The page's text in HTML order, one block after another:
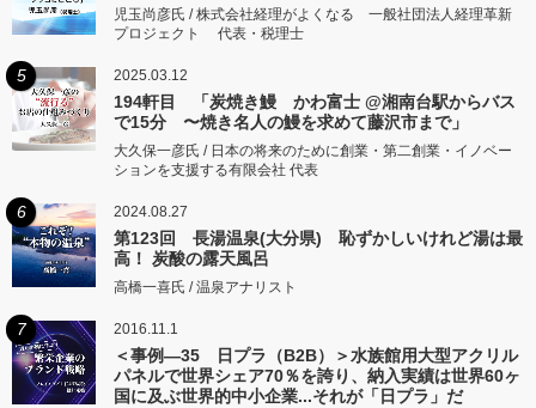
児玉尚彦氏 / 株式会社経理がよくなる 一般社団法人経理革新
プロジェクト 代表・税理士
5 2025.03.12
194軒目 「炭焼き鰻 かわ富士 @湘南台駅からバス
で15分 〜焼き名人の鰻を求めて藤沢市まで」
大久保一彦氏 / 日本の将来のために創業・第二創業・イノベー
ションを支援する有限会社 代表
6 2024.08.27
第123回 長湯温泉(大分県) 恥ずかしいけれど湯は最
高！ 炭酸の露天風呂
高橋一喜氏 / 温泉アナリスト
7 2016.11.1
＜事例―35 日プラ（B2B）＞水族館用大型アクリル
パネルで世界シェア70％を誇り、納入実績は世界60ヶ
国に及ぶ世界的中小企業...それが「日プラ」だ